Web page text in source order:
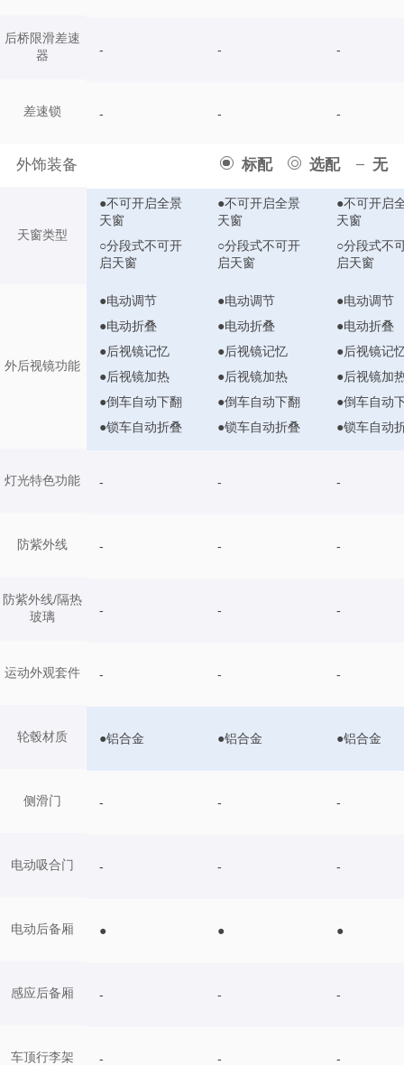
后桥限滑差速
器
差速锁
外饰装备 标配 选配 无
天窗类型
外后视镜功能
灯光特色功能
防紫外线
防紫外线/隔热
玻璃
运动外观套件
轮毂材质
侧滑门
电动吸合门
电动后备厢
感应后备厢
车顶行李架
- - -
- - -
●不可开启全景
天窗
○分段式不可开
启天窗
●不可开启全景
天窗
○分段式不可开
启天窗
●不可开启
天窗
○分段式不
启天窗
●电动调节
●电动折叠
●后视镜记忆
●后视镜加热
●倒车自动下翻
●锁车自动折叠
●电动调节
●电动折叠
●后视镜记忆
●后视镜加热
●倒车自动下翻
●锁车自动折叠
●电动调节
●电动折叠
●后视镜记
●后视镜加
●倒车自动
●锁车自动
- - -
- - -
- - -
- - -
●铝合金 ●铝合金 ●铝合金
- - -
- - -
● ● ●
- - -
- - -